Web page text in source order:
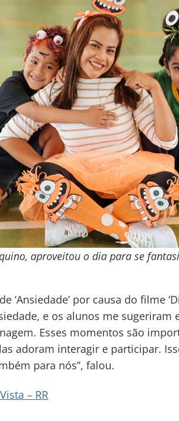
aproveitou o dia para se
‘Ansiedade’ por causa do filme
e os alunos me sugeriram
Esses momentos são
adoram interagir e participar.
para nós”, falou.
– RR